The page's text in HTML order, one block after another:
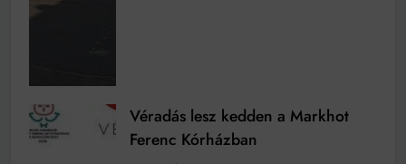
Véradás lesz kedden a Markhot
Ferenc Kórházban